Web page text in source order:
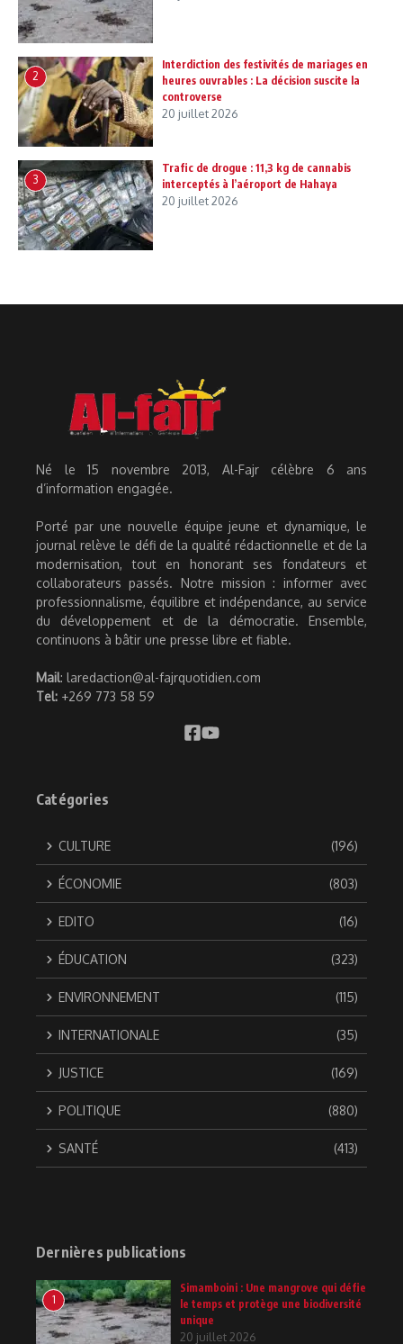
2
Interdiction des festivités de mariages en
heures ouvrables : La décision suscite la
controverse
20 juillet 2026
3
Trafic de drogue : 11,3 kg de cannabis
interceptés à l’aéroport de Hahaya
20 juillet 2026
Né le 15 novembre 2013, Al-Fajr célèbre 6 ans
d’information engagée.
Porté par une nouvelle équipe jeune et dynamique, le
journal relève le défi de la qualité rédactionnelle et de la
modernisation, tout en honorant ses fondateurs et
collaborateurs passés. Notre mission : informer avec
professionnalisme, équilibre et indépendance, au service
du développement et de la démocratie. Ensemble,
continuons à bâtir une presse libre et fiable.
Mail: laredaction@al-fajrquotidien.com
Tel: +269 773 58 59
Catégories
CULTURE (196)
ÉCONOMIE (803)
EDITO (16)
ÉDUCATION (323)
ENVIRONNEMENT (115)
INTERNATIONALE (35)
JUSTICE (169)
POLITIQUE (880)
SANTÉ (413)
Dernières publications
1
Simamboini : Une mangrove qui défie
le temps et protège une biodiversité
unique
20 juillet 2026